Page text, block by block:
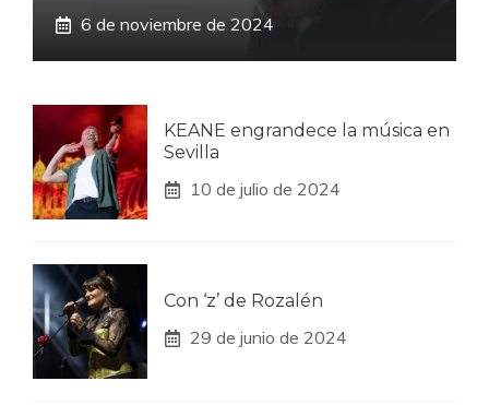
6 de noviembre de 2024
KEANE engrandece la música en
Sevilla
10 de julio de 2024
Con ‘z’ de Rozalén
29 de junio de 2024